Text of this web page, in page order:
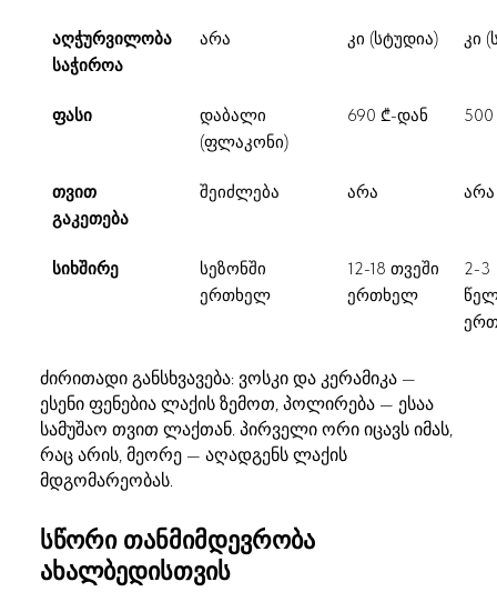
აღჭურვილობა
საჭიროა
არა კი (სტუდია) კი
ფასი
დაბალი
(ფლაკონი)
690 ₾-დან
თვით
გაკეთება
შეიძლება არა არა
სიხშირე
სეზონში
ერთხელ
12-18 თვეში
ერთხელ
2-3
ძირითადი განსხვავება: ვოსკი და კერამიკა —
ესენი ფენებია ლაქის ზემოთ, პოლირება — ესაა
სამუშაო თვით ლაქთან. პირველი ორი იცავს იმას,
რაც არის, მეორე — აღადგენს ლაქის
მდგომარეობას.
სწორი თანმიმდევრობა
ახალბედისთვის